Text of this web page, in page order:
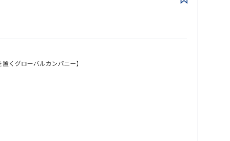
くグローバルカンパニー】